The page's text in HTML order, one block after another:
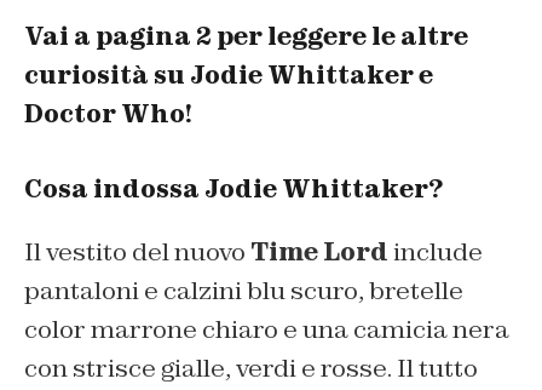
Vai a pagina 2 per leggere le altre
curiosità su Jodie Whittaker e
Doctor Who!
Cosa indossa Jodie Whittaker?
Il vestito del nuovo Time Lordinclude
pantaloni e calzini blu scuro, bretelle
color marrone chiaro e una camicia nera
con strisce gialle, verdi e rosse. Il tutto